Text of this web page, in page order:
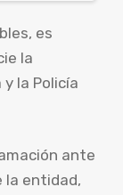
es
la
la Policía
ante
la entidad,